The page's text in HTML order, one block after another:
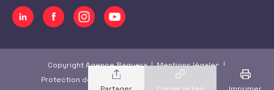
Copyright Agence Baguera |Mentions légales |
Protection des données
|